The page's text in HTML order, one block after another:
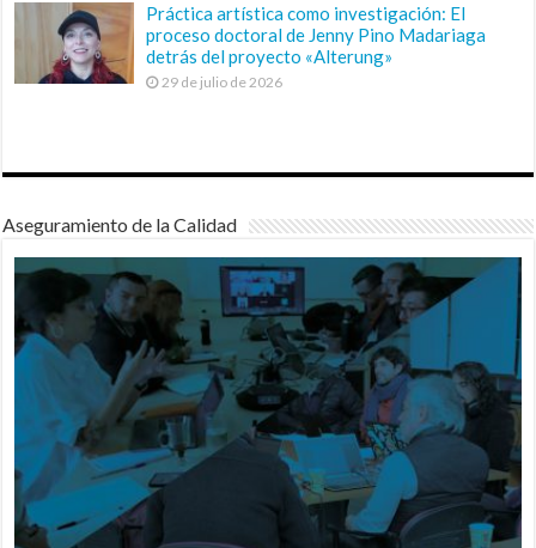
Práctica artística como investigación: El
proceso doctoral de Jenny Pino Madariaga
detrás del proyecto «Alterung»
29 de julio de 2026
Aseguramiento de la Calidad